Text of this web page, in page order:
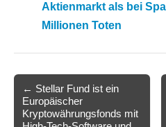
Aktienmarkt als bei
Millionen Toten
navigation
← Stellar Fund ist ein
Europäischer
Kryptowährungsfonds mit